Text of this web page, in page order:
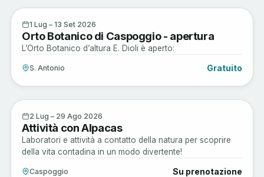
Arte e Cultura
1 Lug – 13 Set 2026
Orto Botanico di Caspoggio - apertura
L’Orto Botanico d’altura E. Dioli è aperto:
S. Antonio Gratuito
Active
2 Lug – 29 Ago 2026
Attività con Alpacas
Laboratori e attività a contatto della natura per scoprire
della vita contadina in un modo divertente!
Caspoggio Su prenotazione